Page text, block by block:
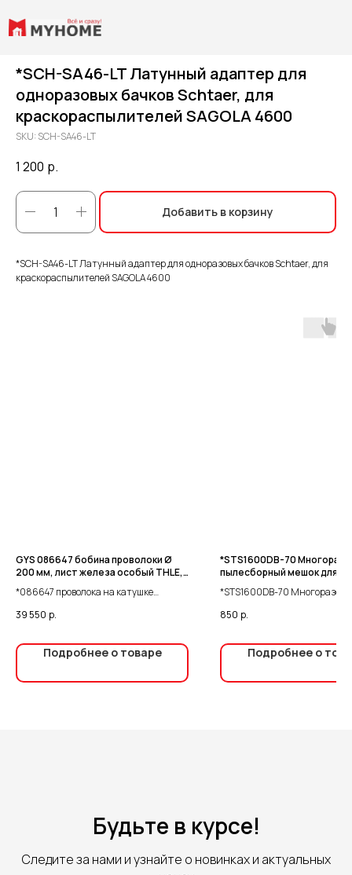
*SCH-SA46-LT Латунный адаптер для
одноразовых бачков Schtaer, для
краскораспылителей SAGOLA 4600
SKU: SCH-SA46-LT
1 200 р.
Добавить в корзину
*SCH-SA46-LT Латунный адаптер для одноразовых бачков Schtaer, для
краскораспылителей SAGOLA 4600
GYS 086647 бобина проволоки Ø
200 мм, лист железа особый THLE,
*086647 проволока на катушке
39 550 р.
Подробнее о товаре
*STS1600DB-70
пылесборный мешок для
*STS1600DB-70
Schtaer TS1600
850 р.
Подробнее о
Будьте в курсе!
Следите за нами и узнайте о новинках и актуальных